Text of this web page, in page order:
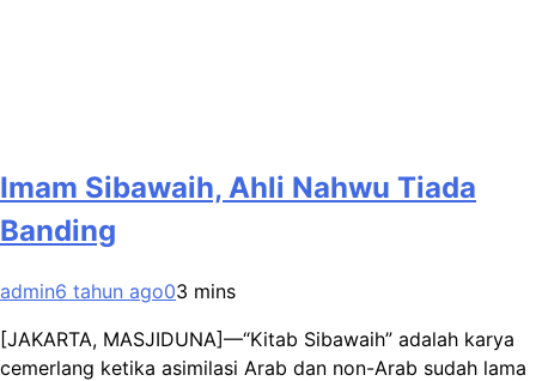
Imam Sibawaih, Ahli Nahwu Tiada
Banding
admin6 tahun ago03 mins
[JAKARTA, MASJIDUNA]—“Kitab Sibawaih” adalah karya
cemerlang ketika asimilasi Arab dan non-Arab sudah lama